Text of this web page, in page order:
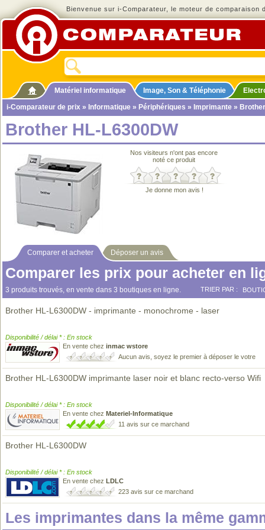
Bienvenue sur i-Comparateur, le moteur de comparaison
Matériel informatique Image, Son & Téléphonie
i-Comparateur de prix » Informatique » Périphériques » Imprimante »
Brother HL-L6300DW
Nos visiteurs n'ont pas encore
noté ce produit
Je donne mon avis !
Comparer et acheter Déposer un avis
Comparer les prix pour acheter en
3 produits trouvés, en vente dans 3 boutiques en ligne. TRIER PAR :
Brother HL-L6300DW - imprimante - monochrome - laser
Disponibilité / délai * : En stock
En vente chez inmac wstore
Aucun avis, soyez le premier à déposer le votre
Brother HL-L6300DW imprimante laser noir et blanc recto-verso Wifi
Disponibilité / délai * : En stock
En vente chez Materiel-Informatique
11 avis sur ce marchand
Brother HL-L6300DW
Disponibilité / délai * : En stock
En vente chez LDLC
223 avis sur ce marchand
Les imprimantes dans la même